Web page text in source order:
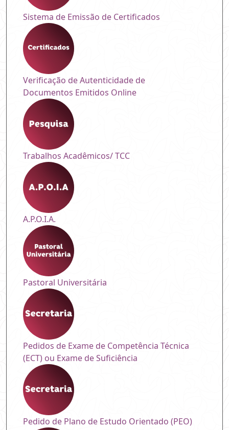
Sistema de Emissão de Certificados
Verificação de Autenticidade de
Documentos Emitidos Online
Trabalhos Acadêmicos/ TCC
A.P.O.I.A.
Pastoral Universitária
Pedidos de Exame de Competência Técnica
(ECT) ou Exame de Suficiência
Pedido de Plano de Estudo Orientado (PEO)